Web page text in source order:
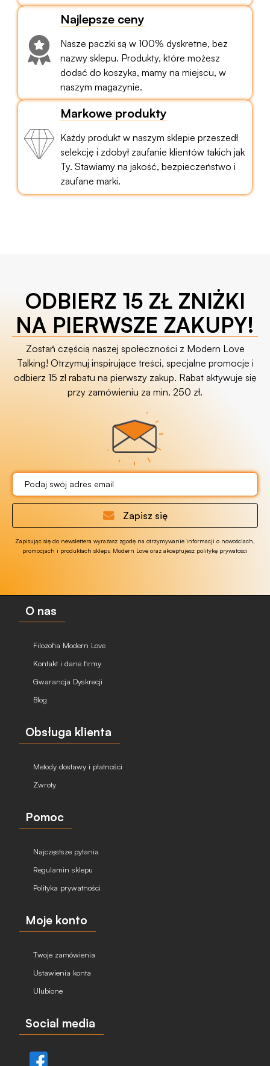
Najlepsze ceny
Nasze paczki są w 100% dyskretne, bez
nazwy sklepu. Produkty, które możesz
dodać do koszyka, mamy na miejscu, w
naszym magazynie.
Markowe produkty
Każdy produkt w naszym sklepie przeszedł
selekcję i zdobył zaufanie klientów takich jak
Ty. Stawiamy na jakość, bezpieczeństwo i
zaufane marki.
ODBIERZ 15 ZŁ ZNIŻKI
NA PIERWSZE ZAKUPY!
Zostań częścią naszej społeczności z Modern Love
Talking! Otrzymuj inspirujące treści, specjalne promocje i
odbierz 15 zł rabatu na pierwszy zakup. Rabat aktywuje się
przy zamówieniu za min. 250 zł.
Zapisz się
Zapisując się do newslettera wyrażasz zgodę na otrzymywanie informacji o nowościach,
promocjach i produktach sklepu Modern Love oraz akceptujesz politykę prywatości
O nas
Filozofia Modern Love
Kontakt i dane firmy
Gwarancja Dyskrecji
Blog
Obsługa klienta
Metody dostawy i płatności
Zwroty
Pomoc
Najczęstsze pytania
Regulamin sklepu
Polityka prywatności
Moje konto
Twoje zamówienia
Ustawienia konta
Ulubione
Social media